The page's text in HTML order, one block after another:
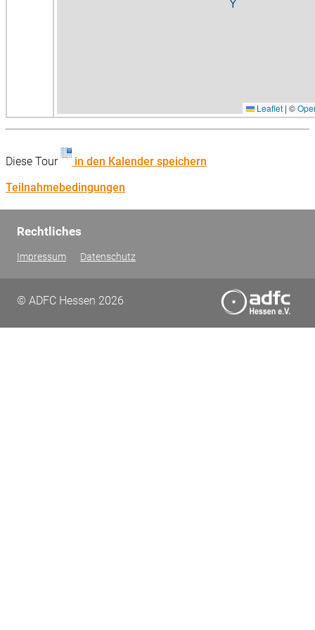
Leaflet | ©
Diese Tour
in den Kalender speichern
Teilnahmebedingungen
Rechtliches
Impressum Datenschutz
© ADFC Hessen 2026